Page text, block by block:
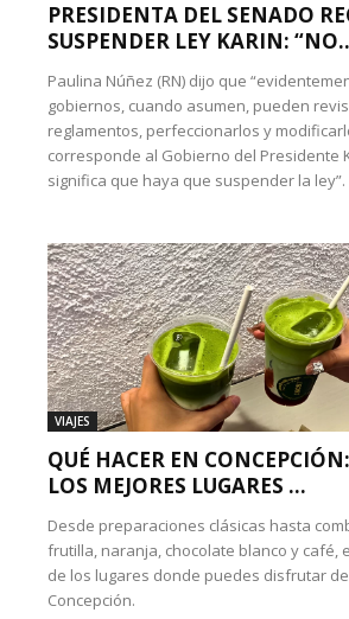
PRESIDENTA DEL SENADO
SUSPENDER LEY KARIN:
Paulina Núñez (RN) dijo que
gobiernos, cuando asumen, pueden
reglamentos, perfeccionarlos y
corresponde al Gobierno del Presidente
significa que haya que suspender la ley”.
VIAJES
QUÉ HACER EN
LOS MEJORES LUGARES ...
Desde preparaciones clásicas hasta
frutilla, naranja, chocolate blanco y café,
de los lugares donde puedes disfrutar
Concepción.